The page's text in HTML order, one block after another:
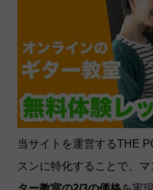
当サイトを運営するTHE
スンに特化することで、